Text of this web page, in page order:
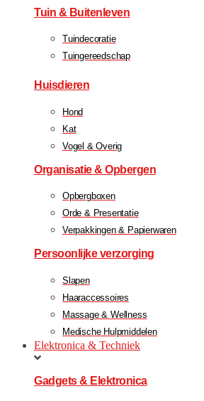
Tuin & Buitenleven
Tuindecoratie
Tuingereedschap
Huisdieren
Hond
Kat
Vogel & Overig
Organisatie & Opbergen
Opbergboxen
Orde & Presentatie
Verpakkingen & Papierwaren
Persoonlijke verzorging
Slapen
Haaraccessoires
Massage & Wellness
Medische Hulpmiddelen
Elektronica & Techniek
Gadgets & Elektronica